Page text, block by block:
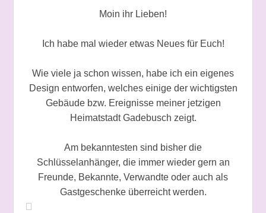
Moin ihr Lieben!
Ich habe mal wieder etwas Neues für Euch!
Wie viele ja schon wissen, habe ich ein eigenes
Design entworfen, welches einige der wichtigsten
Gebäude bzw. Ereignisse meiner jetzigen
Heimatstadt Gadebusch zeigt.
Am bekanntesten sind bisher die
Schlüsselanhänger, die immer wieder gern an
Freunde, Bekannte, Verwandte oder auch als
Gastgeschenke überreicht werden.